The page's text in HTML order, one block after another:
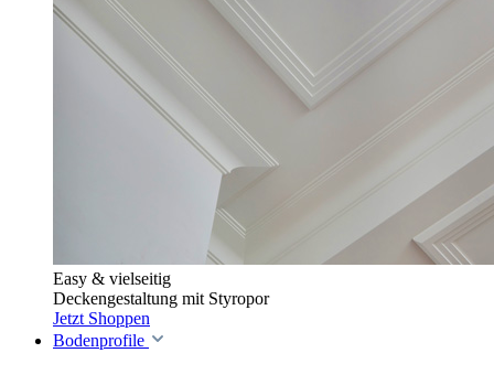
Easy & vielseitig
Deckengestaltung mit Styropor
Jetzt Shoppen
Bodenprofile